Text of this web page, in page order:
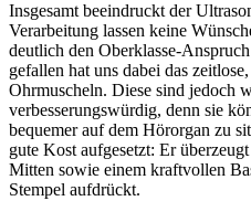
Insgesamt beeindruckt der
Verarbeitung lassen keine
deutlich den Oberklasse-
gefallen hat uns dabei das
Ohrmuscheln. Diese sind jedoch
verbesserungswürdig, denn sie
bequemer auf dem Hörorgan zu
gute Kost aufgesetzt: Er
Mitten sowie einem kraftvollen
Stempel aufdrückt.